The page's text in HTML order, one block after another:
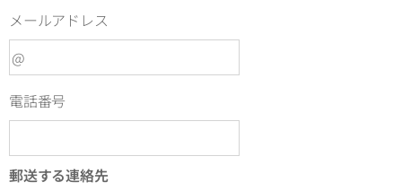
メールアドレス
電話番号
郵送する連絡先